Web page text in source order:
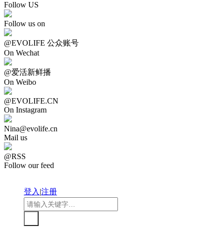
Follow US
Follow us on
@EVOLIFE 公众账号
On Wechat
@爱活新鲜播
On Weibo
@EVOLIFE.CN
On Instagram
Nina@evolife.cn
Mail us
@RSS
Follow our feed
登入|注册